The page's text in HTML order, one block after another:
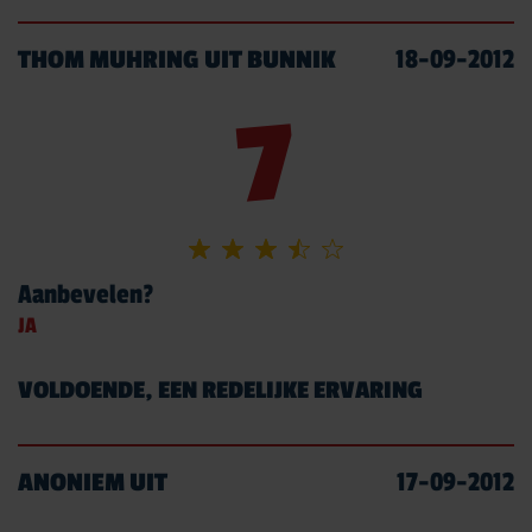
THOM MUHRING UIT BUNNIK 18-09-2012
7
Aanbevelen?
JA
VOLDOENDE, EEN REDELIJKE ERVARING
ANONIEM UIT 17-09-2012